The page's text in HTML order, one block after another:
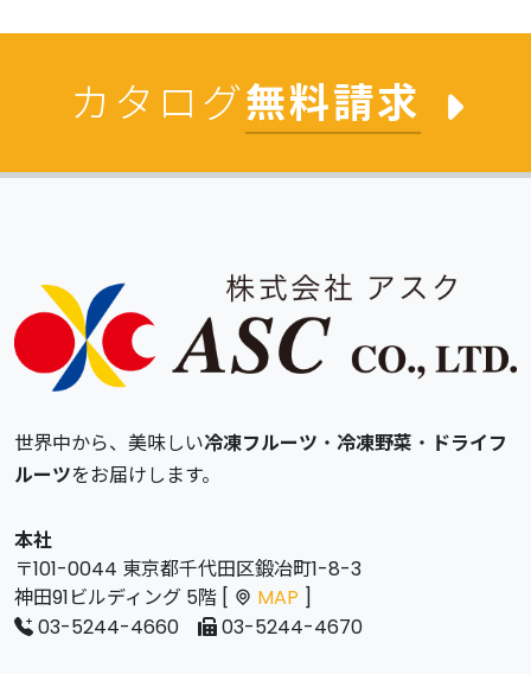
カタログ無料請求
世界中から、美味しい冷凍フルーツ ・ 冷凍野菜 ・ ドライフ
ルーツをお届けします。
本社
〒101-0044 東京都千代田区鍛冶町1-8-3
神田91ビルディング 5階 [
MAP ]
03-5244-4660
03-5244-4670